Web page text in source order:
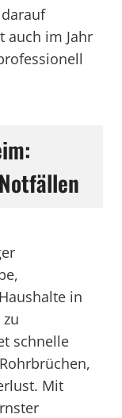
auch im Jahr
in
schnelle
Mit